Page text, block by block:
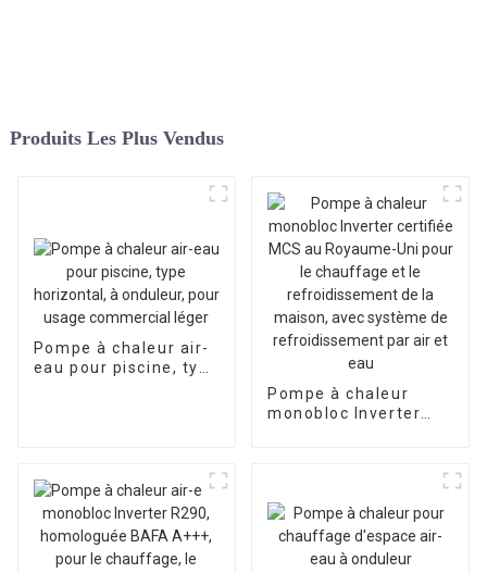
Produits Les Plus Vendus
Pompe à chaleur air-
eau pour piscine, type
Pompe à chaleur
monobloc Inverter
refroidissement de la
maison, avec
système de
refroidissement par